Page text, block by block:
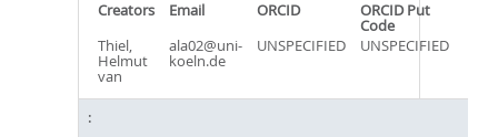
Creators Email ORCID ORCID Put
Code
Thiel,
Helmut
van
ala02@uni-
koeln.de
UNSPECIFIED UNSPECIFIED